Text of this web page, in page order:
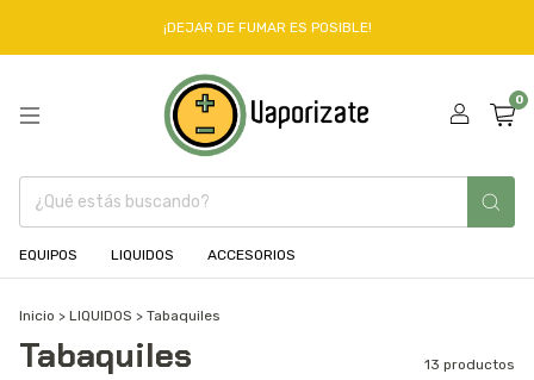
¡DEJAR DE FUMAR ES POSIBLE!
0
EQUIPOS LIQUIDOS ACCESORIOS
Inicio > LIQUIDOS > Tabaquiles
Tabaquiles 13 productos